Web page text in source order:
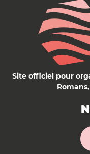
Site officiel pour